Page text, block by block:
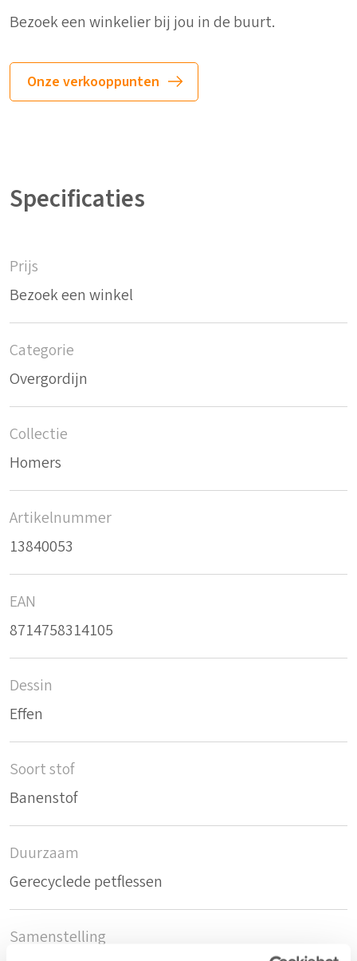
Bezoek een winkelier bij jou in de buurt.
Onze verkooppunten
Specificaties
Prijs
Bezoek een winkel
Categorie
Overgordijn
Collectie
Homers
Artikelnummer
13840053
EAN
8714758314105
Dessin
Effen
Soort stof
Banenstof
Duurzaam
Gerecyclede petflessen
Samenstelling